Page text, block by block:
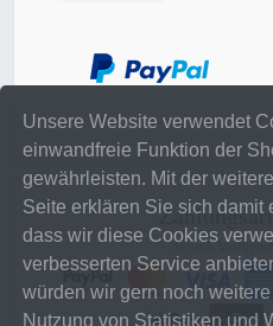
Unsere Website verwendet
einwandfreie Funktion der
gewährleisten. Mit der
Seite erklären Sie sich damit
dass wir diese Cookies
verbesserten Service
würden wir gern noch
Nutzung von Statistiken und
je nach